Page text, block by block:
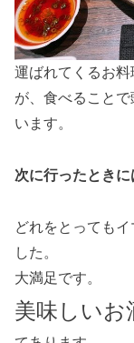
運ばれてくるお
が、食べること
います。
次に行ったとき
どれをとっても
した。
大満足です。
美味しいお